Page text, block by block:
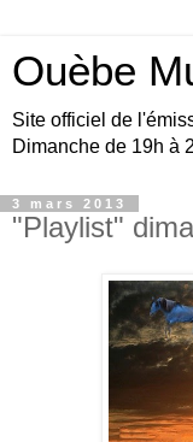
Ouèbe
Site officiel de
Dimanche de 19h à
3 mars 2013
"Playlist"